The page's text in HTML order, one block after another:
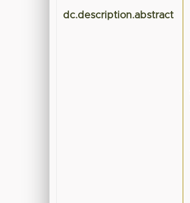
dc.description.abstract